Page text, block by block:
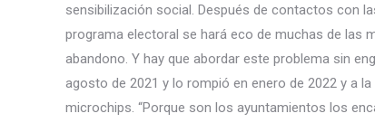
sensibilización social. Después de contactos con
programa electoral se hará eco de muchas de las
abandono. Y hay que abordar este problema sin
agosto de 2021 y lo rompió en enero de 2022 y a
microchips. “Porque son los ayuntamientos los